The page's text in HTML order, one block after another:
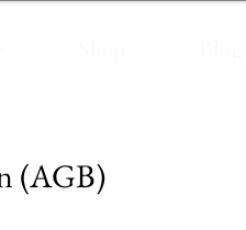
(AGB)